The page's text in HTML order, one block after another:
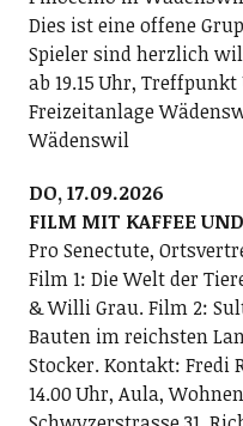
Dies ist eine offene
Spieler sind herzlich
ab 19.15 Uhr,
Freizeitanlage
Wädenswil
DO, 17.09.2026
FILM MIT KAFFEE
Pro Senectute,
Film 1: Die Welt der
& Willi Grau. Film 2:
Bauten im reichsten
Stocker. Kontakt: Fredi
14.00 Uhr, Aula,